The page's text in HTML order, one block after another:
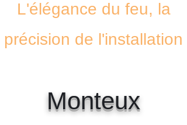
L'élégance du feu, la
précision de l'installation
Monteux